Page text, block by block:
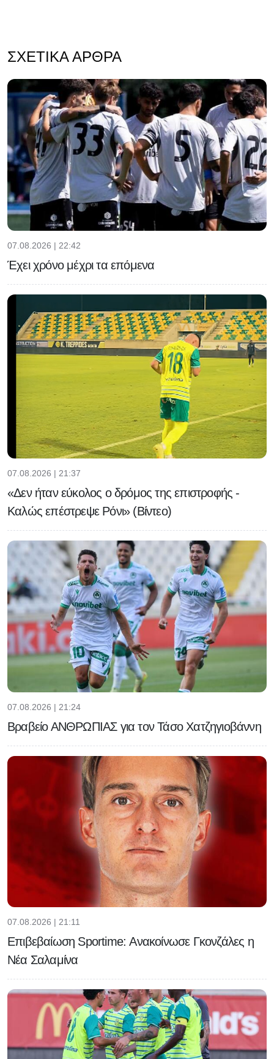
ΣΧΕΤΙΚΆ ΆΡΘΡΑ
07.08.2026 | 22:42
Έχει χρόνο μέχρι τα επόμενα
07.08.2026 | 21:37
«Δεν ήταν εύκολος ο δρόμος της επιστροφής -
Καλώς επέστρεψε Ρόνι» (Βίντεο)
07.08.2026 | 21:24
Βραβείο ΑΝΘΡΩΠΙΑΣ για τον Τάσο Χατζηγιοβάννη
07.08.2026 | 21:11
Επιβεβαίωση Sportime: Ανακοίνωσε Γκονζάλες η
Νέα Σαλαμίνα